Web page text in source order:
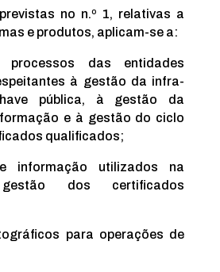
no n.º 1, relativas a
e produtos, aplicam-se a:
das entidades
à gestão da infra-
pública, à gestão da
e à gestão do ciclo
qualificados;
informação utilizados na
dos certificados
para operações de